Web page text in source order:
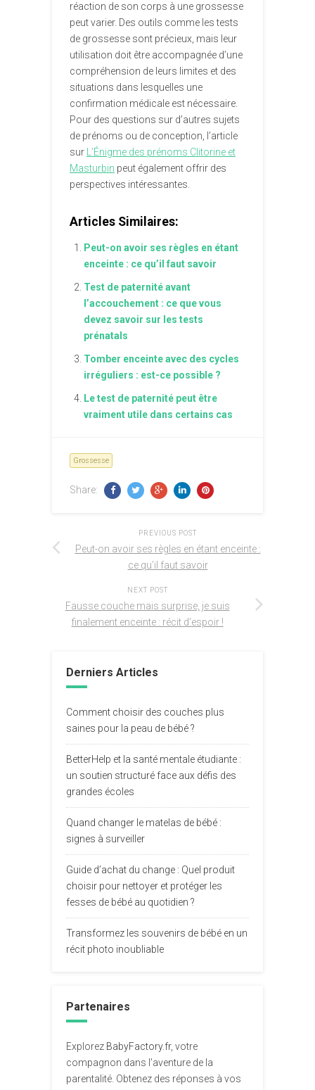
réaction de son corps à une grossesse
peut varier. Des outils comme les tests
de grossesse sont précieux, mais leur
utilisation doit être accompagnée d’une
compréhension de leurs limites et des
situations dans lesquelles une
confirmation médicale est nécessaire.
Pour des questions sur d’autres sujets
de prénoms ou de conception, l’article
sur L’Énigme des prénoms Clitorine et
Masturbin peut également offrir des
perspectives intéressantes.
Articles Similaires:
Peut-on avoir ses règles en étant
enceinte : ce qu’il faut savoir
Test de paternité avant
l’accouchement : ce que vous
devez savoir sur les tests
prénatals
Tomber enceinte avec des cycles
irréguliers : est-ce possible ?
Le test de paternité peut être
vraiment utile dans certains cas
Grossesse
Share:
PREVIOUS POST
Peut-on avoir ses règles en étant enceinte :
ce qu’il faut savoir
NEXT POST
Fausse couche mais surprise, je suis
finalement enceinte : récit d’espoir !
Derniers Articles
Comment choisir des couches plus
saines pour la peau de bébé ?
BetterHelp et la santé mentale étudiante :
un soutien structuré face aux défis des
grandes écoles
Quand changer le matelas de bébé :
signes à surveiller
Guide d’achat du change : Quel produit
choisir pour nettoyer et protéger les
fesses de bébé au quotidien ?
Transformez les souvenirs de bébé en un
récit photo inoubliable
Partenaires
Explorez BabyFactory.fr, votre
compagnon dans l’aventure de la
parentalité. Obtenez des réponses à vos